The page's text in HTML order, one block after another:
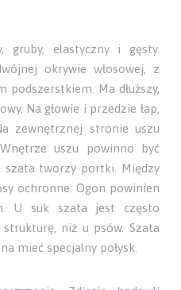
gruby, elastyczny i gęsty.
okrywie włosowej, z
Ma dłuższy,
Na głowie i przedzie łap,
zewnętrznej stronie uszu
uszu powinno być
szata tworzy portki. Między
ochronne. Ogon powinien
U suk szata jest często
niż u psów. Szata
mieć specjalny połysk.